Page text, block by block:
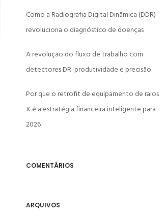
Como a Radiografia Digital Dinâmica (DDR)
revoluciona o diagnóstico de doenças
A revolução do fluxo de trabalho com
detectores DR: produtividade e precisão
Por que o retrofit de equipamento de raios
X é a estratégia financeira inteligente para
2026
COMENTÁRIOS
ARQUIVOS